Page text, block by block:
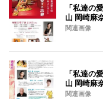
「私達の
山 岡崎麻
関連画像
「私達の
山 岡崎麻
関連画像